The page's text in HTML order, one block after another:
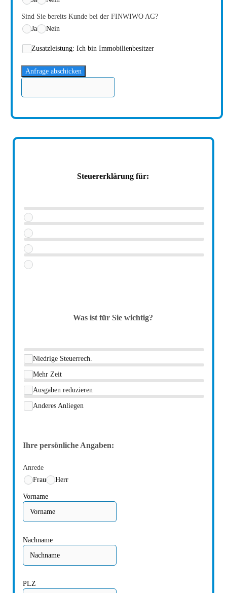
Sind Sie bereits Kunde bei der FINWIWO AG?
Ja
Nein
Zusatzleistung: Ich bin Immobilienbesitzer
Anfrage abschicken
Steuererklärung für:
Was ist für Sie wichtig?
Niedrige Steuerrech.
Mehr Zeit
Ausgaben reduzieren
Anderes Anliegen
Ihre persönliche Angaben:
Anrede
Frau
Herr
Vorname
Nachname
PLZ